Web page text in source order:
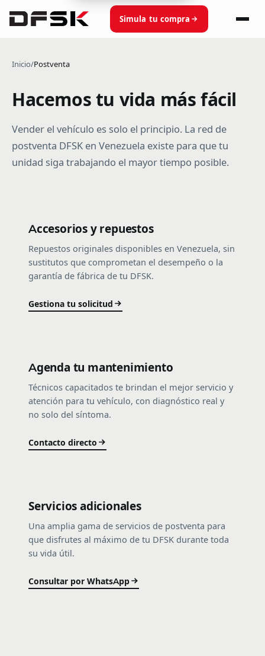
Simula tu compra
Inicio/Postventa
Hacemos tu vida más fácil
Vender el vehículo es solo el principio. La red de
postventa DFSK en Venezuela existe para que tu
unidad siga trabajando el mayor tiempo posible.
Accesorios y repuestos
Repuestos originales disponibles en Venezuela, sin
sustitutos que comprometan el desempeño o la
garantía de fábrica de tu DFSK.
Gestiona tu solicitud
Agenda tu mantenimiento
Técnicos capacitados te brindan el mejor servicio y
atención para tu vehículo, con diagnóstico real y
no solo del síntoma.
Contacto directo
Servicios adicionales
Una amplia gama de servicios de postventa para
que disfrutes al máximo de tu DFSK durante toda
su vida útil.
Consultar por WhatsApp